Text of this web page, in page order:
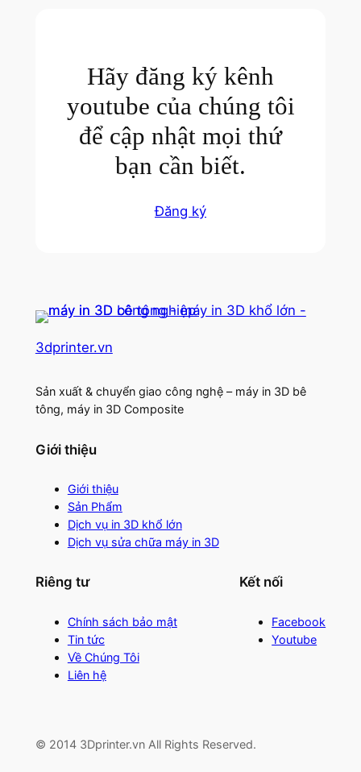
Hãy đăng ký kênh
youtube của chúng tôi
để cập nhật mọi thứ
bạn cần biết.
Đăng ký
3dprinter.vn
Sản xuất & chuyển giao công nghệ – máy in 3D bê
tông, máy in 3D Composite
Giới thiệu
Giới thiệu
Sản Phẩm
Dịch vụ in 3D khổ lớn
Dịch vụ sửa chữa máy in 3D
Riêng tư
Chính sách bảo mật
Tin tức
Về Chúng Tôi
Liên hệ
Kết nối
Facebook
Youtube
© 2014 3Dprinter.vn All Rights Reserved.